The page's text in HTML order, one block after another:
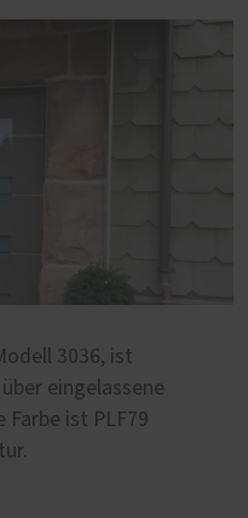
3036, ist
eingelassene
Farbe ist PLF79